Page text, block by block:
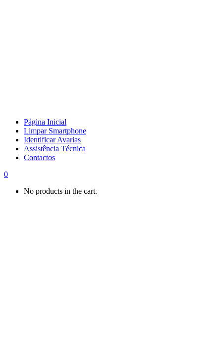
Página Inicial
Limpar Smartphone
Identificar Avarias
Assistência Técnica
Contactos
0
No products in the cart.